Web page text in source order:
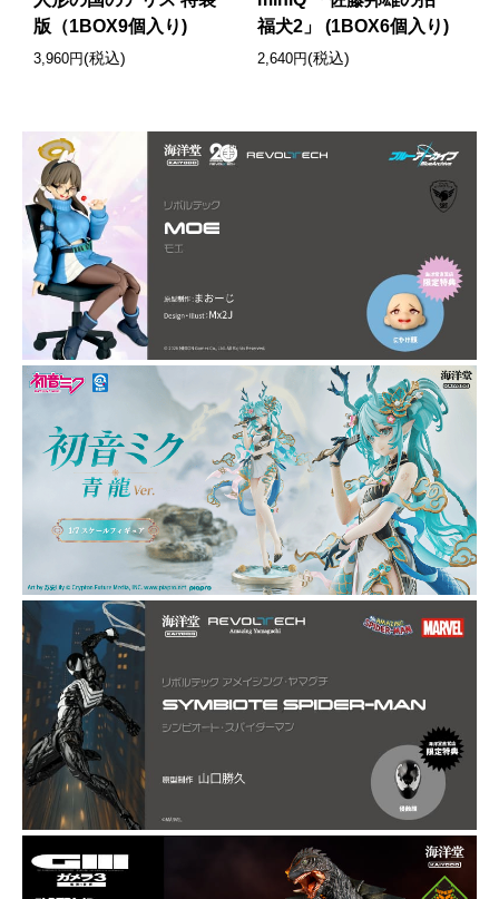
版（1BOX9個入り)
3,960円(税込)
福犬2」 (1BOX6個入り)
2,640円(税込)